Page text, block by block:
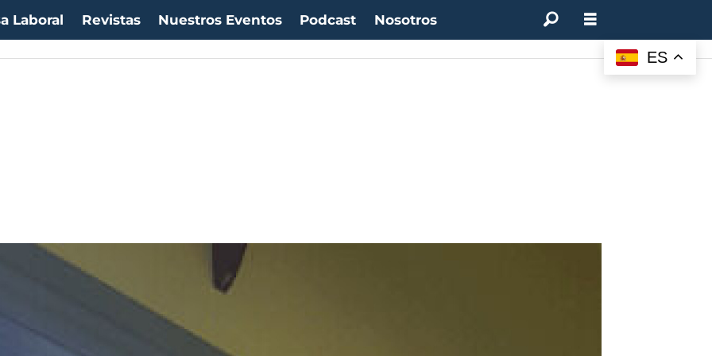
Laboral Revistas Nuestros Eventos Podcast Nosotros
ES